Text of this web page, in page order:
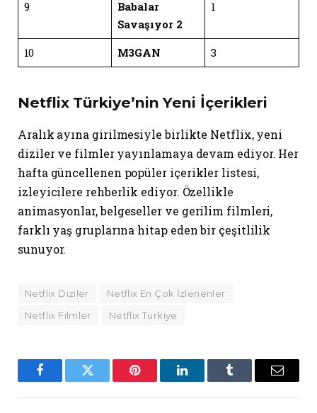
9
Babalar
Savaşıyor 2
1
10 M3GAN 3
Netflix Türkiye’nin Yeni İçerikleri
Aralık ayına girilmesiyle birlikte Netflix, yeni
diziler ve filmler yayınlamaya devam ediyor. Her
hafta güncellenen popüler içerikler listesi,
izleyicilere rehberlik ediyor. Özellikle
animasyonlar, belgeseller ve gerilim filmleri,
farklı yaş gruplarına hitap eden bir çeşitlilik
sunuyor.
Netflix Diziler
Netflix En Çok İzlenenler
Netflix Filmler
Netflix Türkiye
FacebookTwitter Pinterest LinkedInTumblr Email